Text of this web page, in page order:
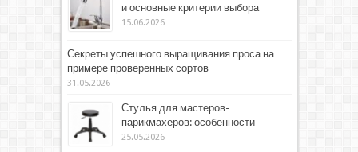
и основные критерии выбора
15.06.2026
Секреты успешного выращивания проса на
примере проверенных сортов
31.05.2026
Стулья для мастеров-
парикмахеров: особенности
25.05.2026